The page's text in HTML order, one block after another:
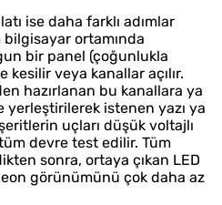
ise daha farklı adımlar
ortamında
bir panel (çoğunlukla
kesilir veya kanallar açılır.
hazırlanan bu kanallara ya
istenen yazı ya
uçları düşük voltajlı
devre test edilir. Tüm
sonra, ortaya çıkan LED
görünümünü çok daha az